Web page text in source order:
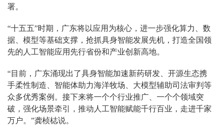
署。
“十五五”时期，广东将以应用为核心，进一步强化算力、数
据、模型等基础支撑，抢抓具身智能发展先机，打造全国领
先的人工智能应用先行省份和产业创新高地。
“目前，广东涌现出了具身智能加速新药研发、开源生态携
手柔性制造、智能体助力海洋牧场、大模型辅助司法审判等
众多优秀案例。接下来将一个个行业推广、一个个领域突
破，强化场景牵引，推动人工智能赋能千行百业，走进千家
万户。”龚桢梽说。